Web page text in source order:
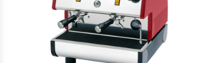
Dispensadores De Salsas